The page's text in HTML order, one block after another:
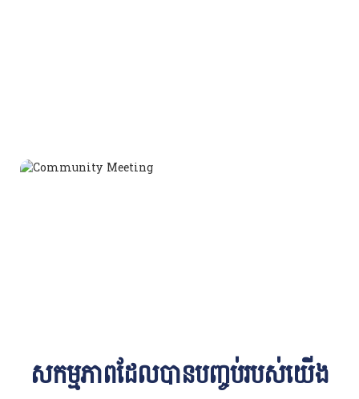
សកម្មភាពដែលបានបញ្ចប់របស់យើង